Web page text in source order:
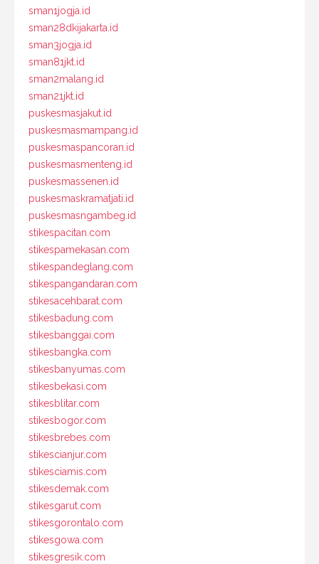
sman1jogja.id
sman28dkijakarta.id
sman3jogja.id
sman81jkt.id
sman2malang.id
sman21jkt.id
puskesmasjakut.id
puskesmasmampang.id
puskesmaspancoran.id
puskesmasmenteng.id
puskesmassenen.id
puskesmaskramatjati.id
puskesmasngambeg.id
stikespacitan.com
stikespamekasan.com
stikespandeglang.com
stikespangandaran.com
stikesacehbarat.com
stikesbadung.com
stikesbanggai.com
stikesbangka.com
stikesbanyumas.com
stikesbekasi.com
stikesblitar.com
stikesbogor.com
stikesbrebes.com
stikescianjur.com
stikesciamis.com
stikesdemak.com
stikesgarut.com
stikesgorontalo.com
stikesgowa.com
stikesgresik.com